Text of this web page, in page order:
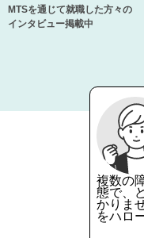
MTSを通じて就職した方々の
インタビュー掲載中
複数の
態で、
かりま
をハロ